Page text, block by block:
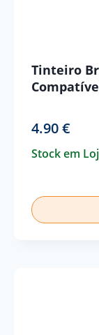
Tinteiro
4.90€
Stock em